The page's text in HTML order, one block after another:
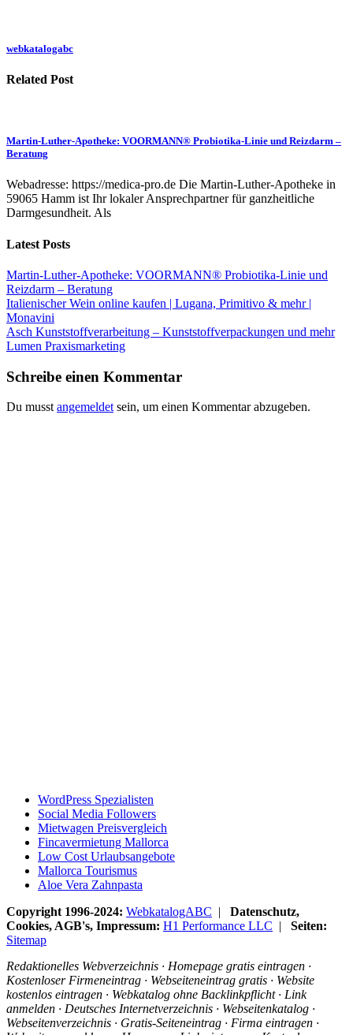
webkatalogabc
Related Post
Martin-Luther-Apotheke: VOORMANN® Probiotika-Linie und Reizdarm –
Beratung
Webadresse: https://medica-pro.de Die Martin-Luther-Apotheke in
59065 Hamm ist Ihr lokaler Ansprechpartner für ganzheitliche
Darmgesundheit. Als
Latest Posts
Martin-Luther-Apotheke: VOORMANN® Probiotika-Linie und
Reizdarm – Beratung
Italienischer Wein online kaufen | Lugana, Primitivo & mehr |
Monavini
Asch Kunststoffverarbeitung – Kunststoffverpackungen und mehr
Lumen Praxismarketing
Schreibe einen Kommentar
Du musst angemeldet sein, um einen Kommentar abzugeben.
WordPress Spezialisten
Social Media Followers
Mietwagen Preisvergleich
Fincavermietung Mallorca
Low Cost Urlaubsangebote
Mallorca Tourismus
Aloe Vera Zahnpasta
Copyright 1996-2024: WebkatalogABC | Datenschutz,
Cookies, AGB's, Impressum: H1 Performance LLC | Seiten:
Sitemap
Redaktionelles Webverzeichnis · Homepage gratis eintragen ·
Kostenloser Firmeneintrag · Webseiteneintrag gratis · Website
kostenlos eintragen · Webkatalog ohne Backlinkpflicht · Link
anmelden · Deutsches Internetverzeichnis · Webseitenkatalog ·
Webseitenverzeichnis · Gratis-Seiteneintrag · Firma eintragen ·